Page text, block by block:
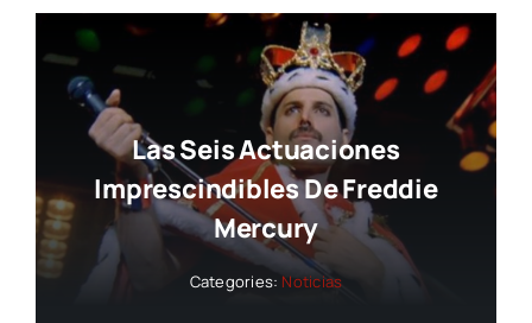
Las Seis Actuaciones
Imprescindibles De Freddie
Mercury
Categories: Noticias